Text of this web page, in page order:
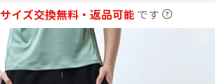
サイズ交換無料・返品可能 です